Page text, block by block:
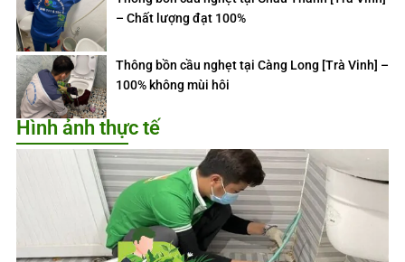
– Chất lượng đạt 100%
Thông bồn cầu nghẹt tại Càng Long [Trà Vinh] –
100% không mùi hôi
Hình ảnh thực tế